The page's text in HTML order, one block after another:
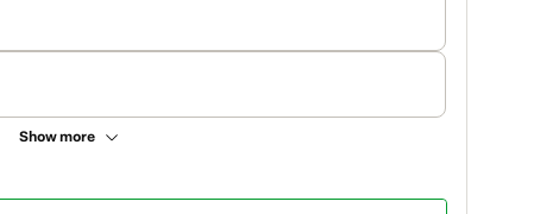
Show more